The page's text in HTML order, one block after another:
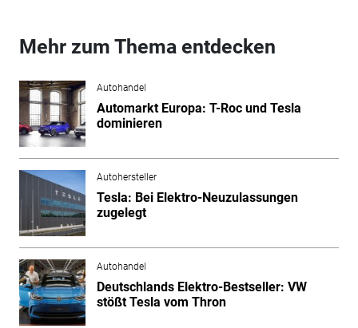
Mehr zum Thema entdecken
Autohandel
Automarkt Europa: T-Roc und Tesla
dominieren
Autohersteller
Tesla: Bei Elektro-Neuzulassungen
zugelegt
Autohandel
Deutschlands Elektro-Bestseller: VW
stößt Tesla vom Thron